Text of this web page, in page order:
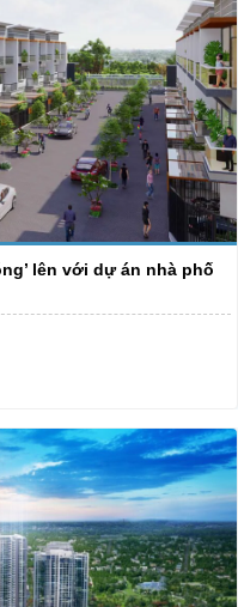
lên với dự án nhà phố